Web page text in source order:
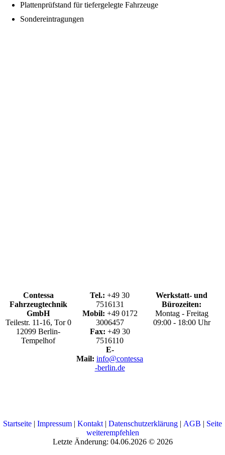
Plattenprüfstand für tiefergelegte Fahrzeuge
Sondereintragungen
Contessa
Fahrzeugtechnik
GmbH
Teilestr. 11-16, Tor 0
12099 Berlin-
Tempelhof
Tel.: +49 30
7516131
Mobil: +49 0172
3006457
Fax: +49 30
7516110
E-
Mail: info@contessa
-berlin.de
Werkstatt- und
Bürozeiten:
Montag - Freitag
09:00 - 18:00 Uhr
Startseite | Impressum | Kontakt | Datenschutzerklärung | AGB | Seite
weiterempfehlen
Letzte Änderung: 04.06.2026 © 2026